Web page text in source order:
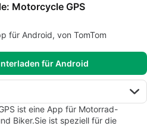
Motorcycle GPS
für Android, von TomTom
für Android
ist eine App für Motorrad-
Biker.Sie ist speziell für die